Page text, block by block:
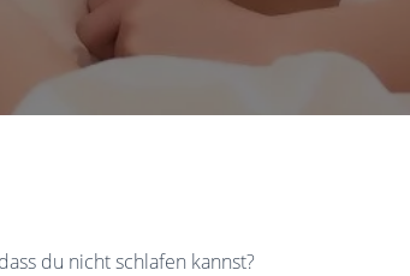
du nicht schlafen kannst?